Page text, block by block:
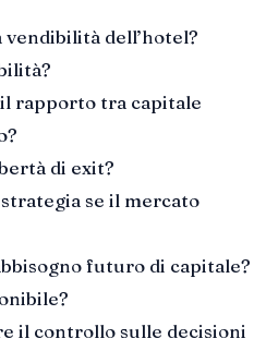
dell’hotel?
rapporto tra capitale
di exit?
se il mercato
futuro di capitale?
il controllo sulle decisioni